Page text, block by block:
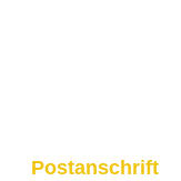
Postanschrift